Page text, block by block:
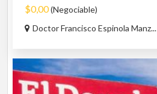
$0,00(Negociable)
Doctor Francisco Espinola Manz...